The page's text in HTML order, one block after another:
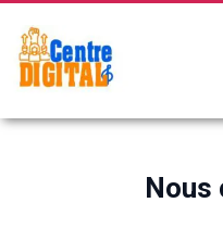
Nous